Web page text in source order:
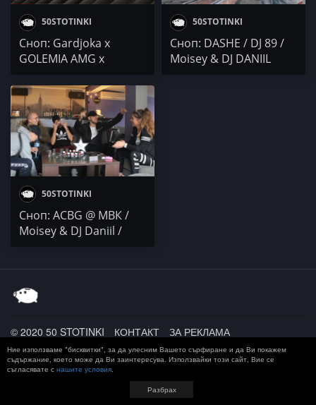
50STOTINKI
Сноп: Gardjoka x
GOLEMIA AMG x
VenZy x MaxxSeed /
Moisey & DJ DANIIl
50STOTINKI
Сноп: DASHE / DJ 89 /
Moisey & DJ DANIIL
50STOTINKI
Сноп: ACBG @ МВК /
Moisey & DJ Daniil /
© 2020 50 STOTINKI КОНТАКТ
ЗА РЕКЛАМА
ДОСТАВКА, ЗАПЛАЩАНЕ И ВРЪЩАНЕ
ПОВЕРИТЕЛНОСТ
TERMS AND CONDITIONS
Ние използваме "бисквитки", за да улесним Вашето сърфиране и да Ви покажем
съдържание, което може да Ви заинтересува. Използвайки този сайт, Вие се
съгласявате с нашите условия.
Разбрах